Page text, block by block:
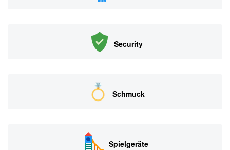
Security
Schmuck
Spielgeräte